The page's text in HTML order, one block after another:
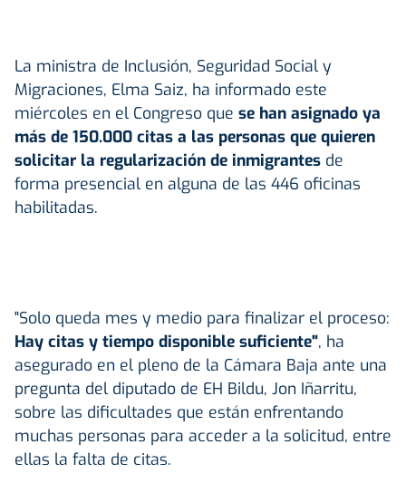
La ministra de Inclusión, Seguridad Social y
Migraciones, Elma Saiz, ha informado este
miércoles en el Congreso que se han asignado ya
más de 150.000 citas a las personas que quieren
solicitar la regularización de inmigrantes de
forma presencial en alguna de las 446 oficinas
habilitadas.
"Solo queda mes y medio para finalizar el proceso:
Hay citas y tiempo disponible suficiente", ha
asegurado en el pleno de la Cámara Baja ante una
pregunta del diputado de EH Bildu, Jon Iñarritu,
sobre las dificultades que están enfrentando
muchas personas para acceder a la solicitud, entre
ellas la falta de citas.